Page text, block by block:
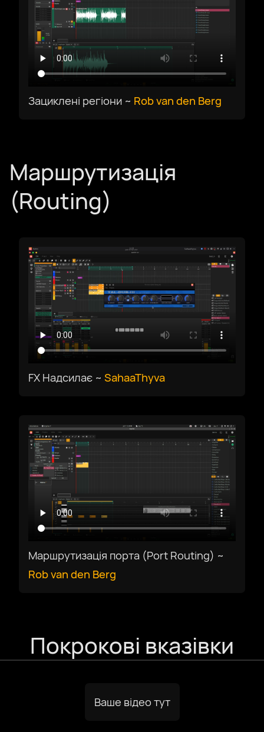
Оберіть мову
Afrikaans
Català
Czech
Dansk
English US
English UK
Ελληνικά
Français
עִבְרִית
Зациклені регіони ~ Rob van den Berg
Маршрутизація
(Routing)
FX Надсилає ~ SahaaThyva
Маршрутизація порта (Port Routing) ~
Rob van den Berg
Покрокові вказівки
Ваше відео тут